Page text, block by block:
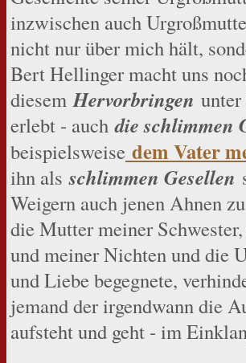
inzwischen auch
nicht nur über mich hält,
Bert Hellinger macht uns
diesem Hervorbringen
erlebt - auchdie schlimmen
beispielsweise dem Vater
ihn alsschlimmen Gesellen
Weigern auch jenen Ahnen
die Mutter meiner
und meiner Nichten und die
und Liebe begegnete,
jemand der irgendwann die
aufsteht und geht - im